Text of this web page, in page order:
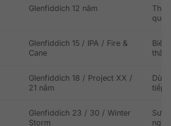
Glenfiddich 12 năm
Glenfiddich 15 / IPA / Fire &
Cane
Biếu
thân
Glenfiddich 18 / Project XX /
21 năm
tiếp
Glenfiddich 23 / 30 / Winter
Storm
Sưu